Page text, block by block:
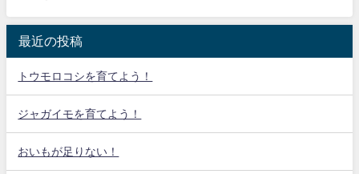
最近の投稿
トウモロコシを育てよう！
ジャガイモを育てよう！
おいもが足りない！